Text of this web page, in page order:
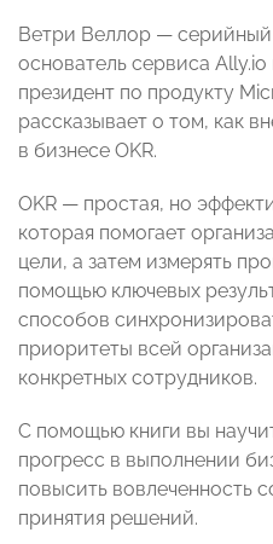
Ветри Веллор —
основатель сервиса
президент по продукту
рассказывает о том, как
в бизнесе OKR.
OKR — простая, но
которая помогает
цели, а затем измерять
помощью ключевых
способов
приоритеты всей
конкретных сотрудников.
С помощью книги вы
прогресс в выполнении
повысить вовлеченность
принятия решений.